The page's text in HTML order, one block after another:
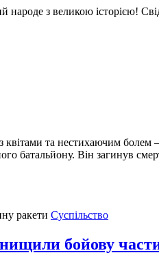
з великою історією!
та нестихаючим
батальйону. Він загинув
Суспільство
бойову